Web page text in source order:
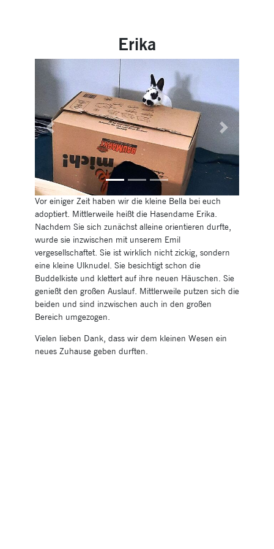
Erika
Previous Next
Vor einiger Zeit haben wir die kleine Bella bei euch
adoptiert. Mittlerweile heißt die Hasendame Erika.
Nachdem Sie sich zunächst alleine orientieren durfte,
wurde sie inzwischen mit unserem Emil
vergesellschaftet. Sie ist wirklich nicht zickig, sondern
eine kleine Ulknudel. Sie besichtigt schon die
Buddelkiste und klettert auf ihre neuen Häuschen. Sie
genießt den großen Auslauf. Mittlerweile putzen sich die
beiden und sind inzwischen auch in den großen
Bereich umgezogen.
Vielen lieben Dank, dass wir dem kleinen Wesen ein
neues Zuhause geben durften.